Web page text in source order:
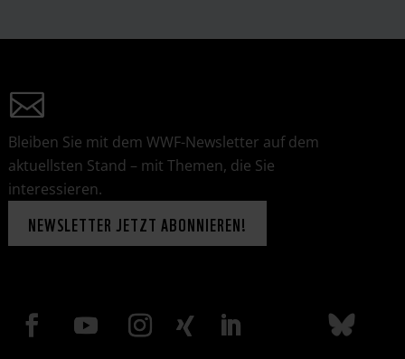
Bleiben Sie mit dem WWF-Newsletter auf dem
aktuellsten Stand – mit Themen, die Sie
interessieren.
NEWSLETTER JETZT ABONNIEREN!